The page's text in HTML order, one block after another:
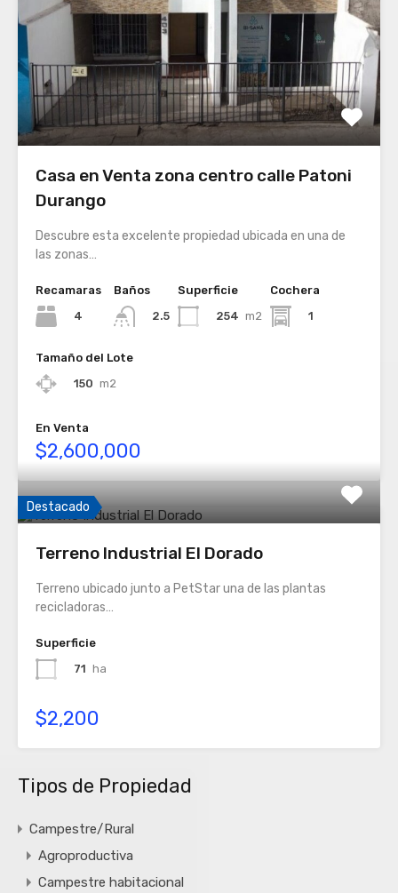
Casa en Venta zona centro calle Patoni
Durango
Descubre esta excelente propiedad ubicada en una de
las zonas…
Recamaras
4
Baños
2.5
Superficie
254 m2
Cochera
1
Tamaño del Lote
150 m2
En Venta
$2,600,000
Destacado
Terreno Industrial El Dorado
Terreno ubicado junto a PetStar una de las plantas
recicladoras…
Superficie
71 ha
$2,200
Tipos de Propiedad
Campestre/Rural
Agroproductiva
Campestre habitacional